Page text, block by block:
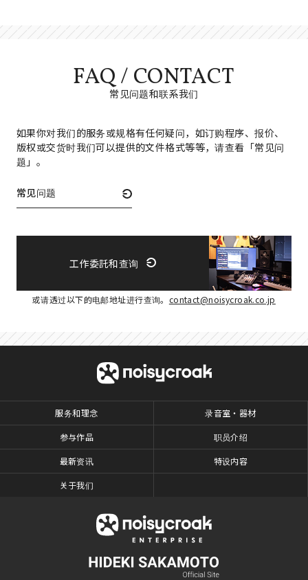
FAQ / CONTACT
常见问题和联系我们
如果你对我们的服务或规格有任何疑问，如订购程序、报价、
版权或交货时我们可以提供的文件格式等等，请查看「常见问
题」。
常见问题
工作委託和查询
或请透过以下的电邮地址进行查询。 contact@noisycroak.co.jp
服务和理念
参与作品
最新资讯
关于我们
录音室・器材
职员介绍
特设内容